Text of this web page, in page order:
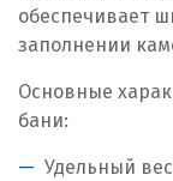
обеспечивает
заполнении
Основные
бани:
Удельный